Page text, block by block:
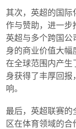
其次，英超的国际
作与赞助，进一步
英超与多个跨国公
身的商业价值大幅
在全球范围内产生
身获得了丰厚回报
响。
最后，英超联赛的
区在体育领域的